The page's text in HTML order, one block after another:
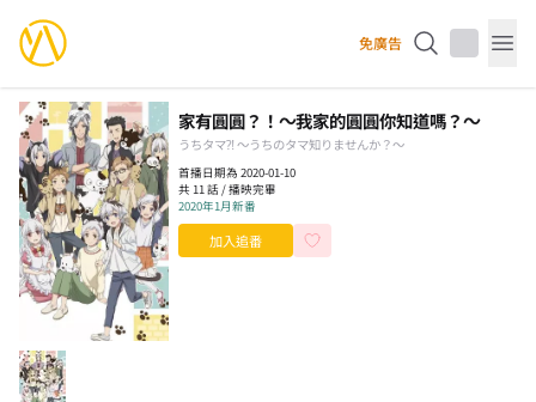
YourAnimes 你的動畫 免廣告
家有圓圓？！～我家的圓圓你知道嗎？～
うちタマ⁈ ～うちのタマ知りませんか？～
首播日期為 2020-01-10
共 11 話 / 播映完畢
2020年1月新番
加入追番